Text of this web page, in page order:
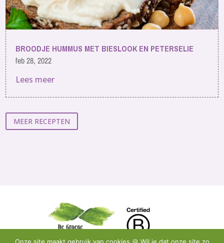
BROODJE HUMMUS MET BIESLOOK EN PETERSELIE
feb 28, 2022
Lees meer
MEER RECEPTEN